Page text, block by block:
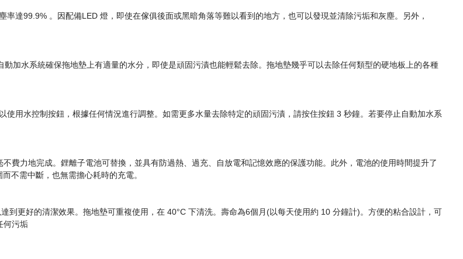
達99.9% 。因配備LED 燈，即使在傢俱後面或黑暗角落等難以看到的地方，也可以發現並清除污垢和灰塵。另外，
加水系統確保拖地墊上有適量的水分，即使是頑固污漬也能輕鬆去除。拖地墊幾乎可以去除任何類型的硬地板上的各種
用水控制按鈕，根據任何情況進行調整。如需更多水量去除特定的頑固污漬，請按住按鈕 3 秒鐘。若要停止自動加水系
費力地完成。鋰離子電池可替換，並具有防過熱、過充、自放電和記憶效應的保護功能。此外，電池的使用時間提升了
不需中斷，也無需擔心耗時的充電。
到更好的清潔效果。拖地墊可重複使用，在 40°C 下清洗。壽命為6個月(以每天使用約 10 分鐘計)。方便的粘合設計，可
何污垢